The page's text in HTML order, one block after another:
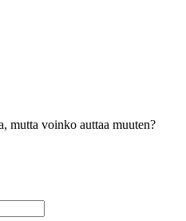
mutta voinko auttaa muuten?